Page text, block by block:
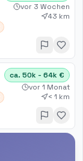
vor 3 Wochen
43 km
ca. 50k - 64k €
vor 1 Monat
< 1 km